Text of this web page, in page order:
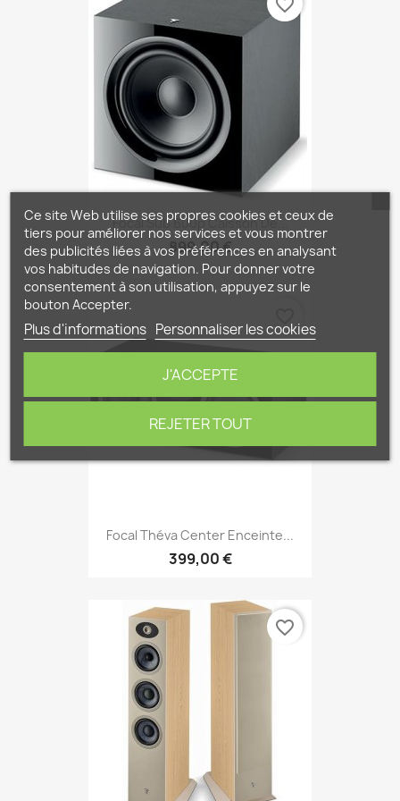
Focal Sub 600p Caisson De...
899,00 €
favorite_border
Focal Théva Center Enceinte...
399,00 €
favorite_border
Ce site Web utilise ses propres cookies et ceux de
tiers pour améliorer nos services et vous montrer
des publicités liées à vos préférences en analysant
vos habitudes de navigation. Pour donner votre
consentement à son utilisation, appuyez sur le
bouton Accepter.
Plus d'informations Personnaliser les cookies
REJETER TOUT
J'ACCEPTE